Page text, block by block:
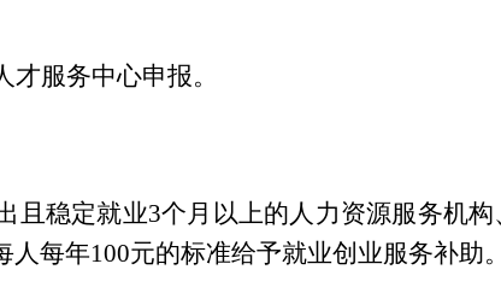
服务中心申报。
且稳定就业3个月以上的人力资源服务机
人每年100元的标准给予就业创业服务补助。